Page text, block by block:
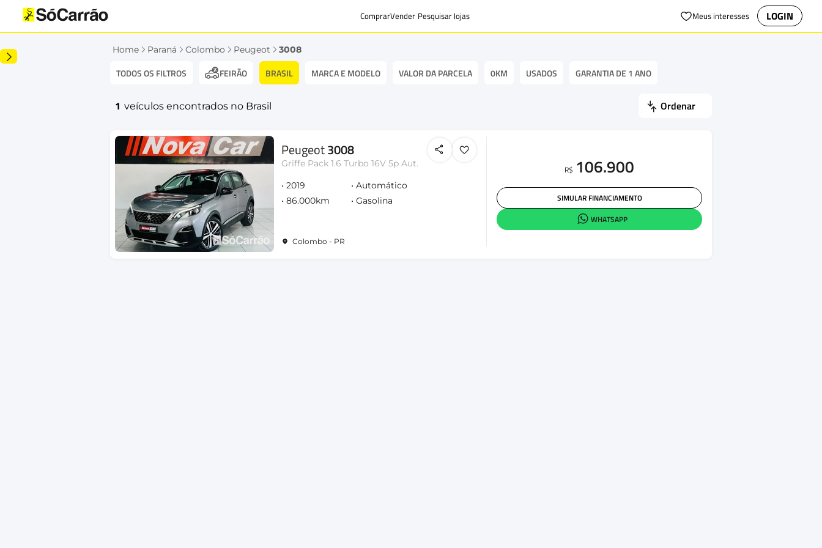
ComprarVender Pesquisar lojas Meus interesses LOGIN
Home Paraná Colombo Peugeot 3008
TODOS OS FILTROS FEIRÃO BRASIL MARCA E MODELO VALOR DA PARCELA 0KM USADOS GARANTIA DE 1 ANO
1 veículos encontrados no Brasil Ordenar
Peugeot3008
Griffe Pack 1.6 Turbo 16V 5p Aut.
2019
Automático
86.000km
Gasolina
Colombo - PR
R$ 106.900
SIMULAR FINANCIAMENTO
WHATSAPP